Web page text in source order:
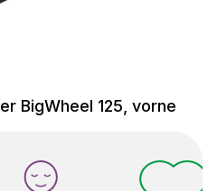
BigWheel 125, vorne